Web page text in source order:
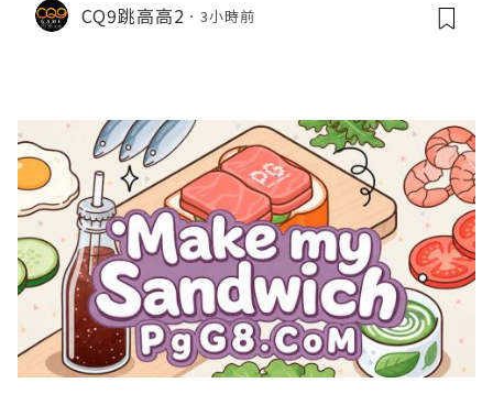
CQ9跳高高2 3小時前